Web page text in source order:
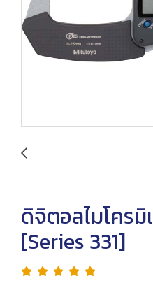
ดิจิตอลไมโครมิ
[Series 331]